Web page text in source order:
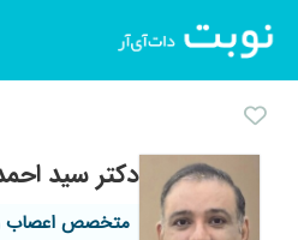
دکتر سید
متخصص اعصاب